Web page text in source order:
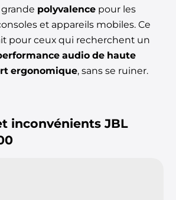
polyvalence pour les
et appareils mobiles. Ce
pour ceux qui recherchent un
audio de haute
ergonomique, sans se ruiner.
inconvénients JBL